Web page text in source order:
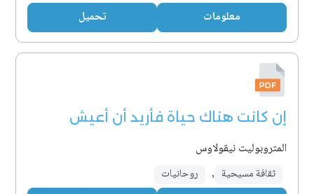
معلومات تحميل
إن كانت هناك حياة فأريد أن أعيش
المتروبوليت نيقولاوس
ثقافة مسيحية , روحانيات